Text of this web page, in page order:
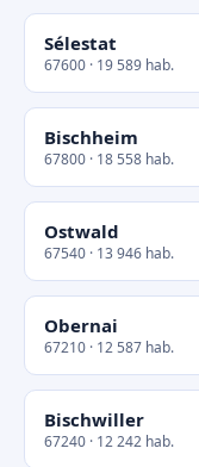
Sélestat
67600 · 19 589 hab.
Bischheim
67800 · 18 558 hab.
Ostwald
67540 · 13 946 hab.
Obernai
67210 · 12 587 hab.
Bischwiller
67240 · 12 242 hab.